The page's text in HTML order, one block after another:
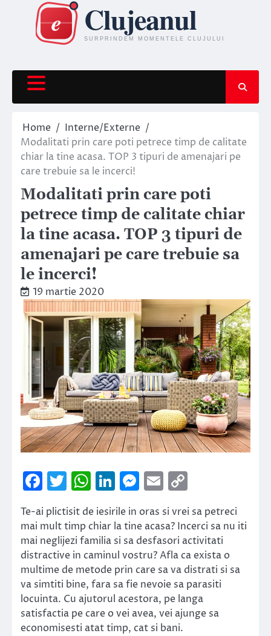
content
Home
Interne/Externe
Modalitati prin care poti petrece timp de calitate
chiar la tine acasa. TOP 3 tipuri de amenajari pe
care trebuie sa le incerci!
Modalitati prin care poti
petrece timp de calitate chiar
la tine acasa. TOP 3 tipuri de
amenajari pe care trebuie sa
le incerci!
19 martie 2020
Facebook
Twitter
WhatsApp
LinkedIn
Messenger
Email
Link
Te-ai plictisit de iesirile in oras si vrei sa petreci
mai mult timp chiar la tine acasa? Incerci sa nu iti
mai neglijezi familia si sa desfasori activitati
distractive in caminul vostru? Afla ca exista o
multime de metode prin care sa va distrati si sa
va simtiti bine, fara sa fie nevoie sa parasiti
locuinta. Cu ajutorul acestora, pe langa
satisfactia pe care o vei avea, vei ajunge sa
economisesti atat timp, cat si bani.